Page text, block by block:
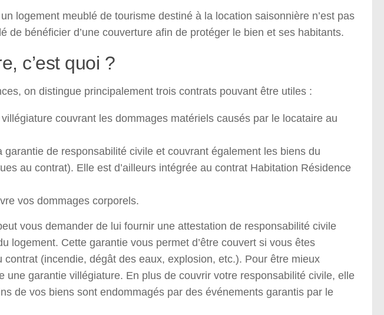
logement meublé de tourisme destiné à la location saisonnière n’est pas
de bénéficier d’une couverture afin de protéger le bien et ses habitants.
c’est quoi ?
on distingue principalement trois contrats pouvant être utiles :
couvrant les dommages matériels causés par le locataire au
garantie de responsabilité civile et couvrant également les biens du
au contrat). Elle est d’ailleurs intégrée au contrat Habitation Résidence
vos dommages corporels.
vous demander de lui fournir une attestation de responsabilité civile
logement. Cette garantie vous permet d’être couvert si vous êtes
contrat (incendie, dégât des eaux, explosion, etc.). Pour être mieux
une garantie villégiature. En plus de couvrir votre responsabilité civile, elle
de vos biens sont endommagés par des événements garantis par le